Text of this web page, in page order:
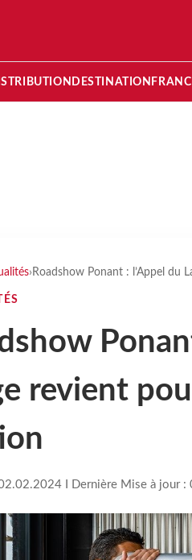
DESTINATION
› Roadshow Ponant : l’Appel du
revient
I Dernière Mise à jour